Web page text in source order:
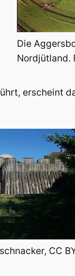
Die
Nordjütland.
erscheint
CC